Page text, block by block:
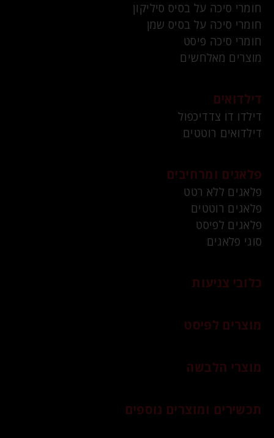
חומרי סיכה על בסיס סיליקון
חומרי סיכה על בסיס שמן
חומרי סיכה פיסט
מוצרים מאלחשים
דילדואים
דילדו דו צדדיכפול
דילדואים רוטטים
פלאגים ומרחיבים
פלאגים ללא רטט
פלאגים רוטטים
פלאגים לפיסט
סוגי פלאגים
כלובי צניעות
מוצרים לפיסט
מוצרי הלבשה
תכשירים ומוצרים נוספים